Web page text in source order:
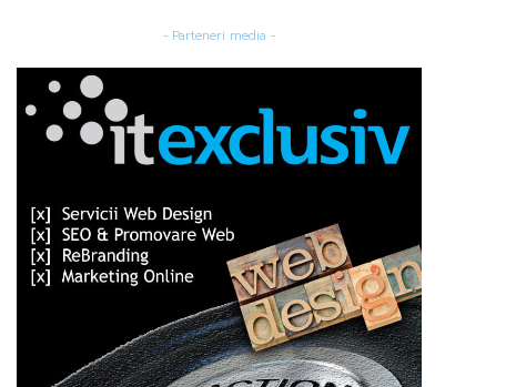
- Parteneri media -